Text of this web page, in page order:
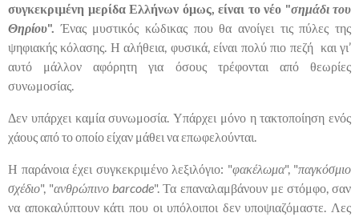
συγκεκριμένη μερίδα Ελλήνων όμως, είναι το νέο "σημάδι του
Θηρίου". Ένας μυστικός κώδικας που θα ανοίγει τις πύλες της
ψηφιακής κόλασης. Η αλήθεια, φυσικά, είναι πολύ πιο πεζή και γι’
αυτό μάλλον αφόρητη για όσους τρέφονται από θεωρίες
συνωμοσίας.
Δεν υπάρχει καμία συνωμοσία. Υπάρχει μόνο η τακτοποίηση ενός
χάους από το οποίο είχαν μάθει να επωφελούνται.
Η παράνοια έχει συγκεκριμένο λεξιλόγιο: "φακέλωμα", "παγκόσμιο
σχέδιο", "ανθρώπινο barcode". Τα επαναλαμβάνουν με στόμφο, σαν
να αποκαλύπτουν κάτι που οι υπόλοιποι δεν υποψιαζόμαστε. Λες